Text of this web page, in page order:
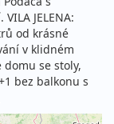
JELENA:
od krásné
v klidném
se stoly,
bez balkonu s